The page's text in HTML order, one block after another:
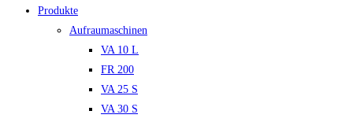
Produkte
Aufraumaschinen
VA 10 L
FR 200
VA 25 S
VA 30 S